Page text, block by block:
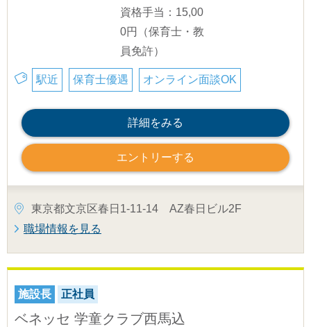
資格手当：15,00
0円（保育士・教
員免許）
駅近 保育士優遇 オンライン面談OK
詳細をみる
エントリーする
東京都文京区春日1-11-14 AZ春日ビル2F
職場情報を見る
施設長 正社員
ベネッセ 学童クラブ西馬込